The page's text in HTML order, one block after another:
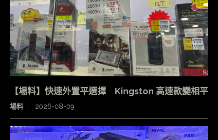
【場料】快速外置平選擇 Kingston 高速款變相平
場料 2026-08-09